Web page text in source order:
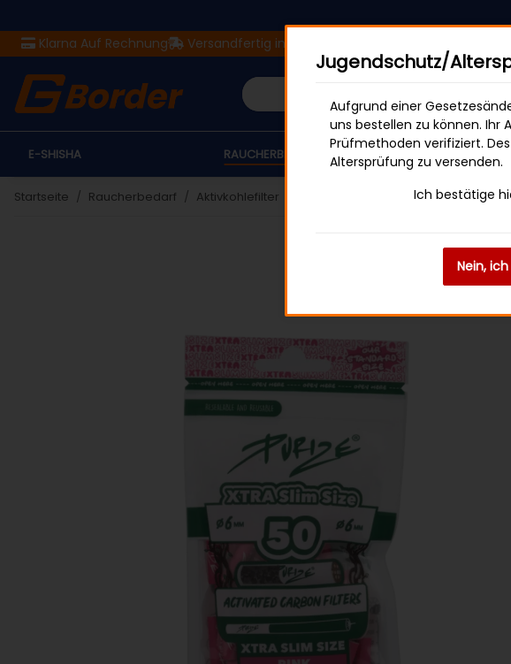
Klarna Auf Rechnung Versandfertig in 24 Stunden
E-SHISHA RAUCHERBEDARF
Startseite Raucherbedarf Aktivkohlefilter PURIZE Xtra Slim 6mm Pink - 50er
Jugendschutz/
Aufgrund einer
uns bestellen zu können. Ihr
Prüfmethoden verifiziert.
Altersprüfung zu versenden.
Ich bestätige
Nein,